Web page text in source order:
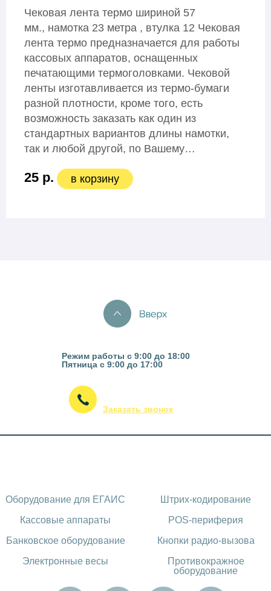
Чековая лента термо шириной 57
мм., намотка 23 метра , втулка 12 Чековая
лента термо предназначается для работы
кассовых аппаратов, оснащенных
печатающими термоголовками. Чековой
ленты изготавливается из термо-бумаги
разной плотности, кроме того, есть
возможность заказать как один из
стандартных вариантов длины намотки,
так и любой другой, по Вашему…
25 р. в корзину
Режим работы с 9:00 до 18:00
Пятница с 9:00 до 17:00
Заказать звонок
Оборудование для ЕГАИС
Кассовые аппараты
Банковское оборудование
Электронные весы
Штрих-кодирование
POS-периферия
Кнопки радио-вызова
Противокражное
оборудование